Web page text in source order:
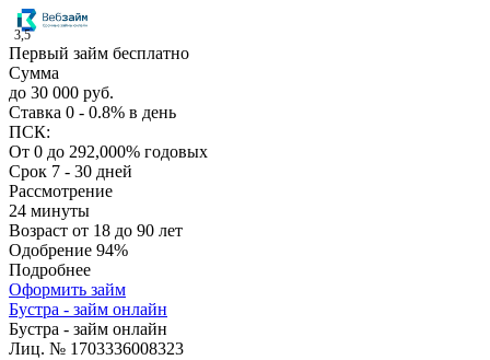
3,5
Первый займ бесплатно
Сумма
до 30 000 руб.
Ставка 0 - 0.8% в день
ПСК:
От 0 до 292,000% годовых
Срок 7 - 30 дней
Рассмотрение
24 минуты
Возраст от 18 до 90 лет
Одобрение 94%
Подробнее
Оформить займ
Бустра - займ онлайн
Бустра - займ онлайн
Лиц. № 1703336008323